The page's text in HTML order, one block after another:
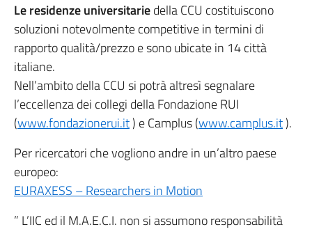
Le residenze universitariedella CCU costituiscono
soluzioni notevolmente competitive in termini di
rapporto qualità/prezzo e sono ubicate in 14 città
italiane.
Nell’ambito della CCU si potrà altresì segnalare
l’eccellenza dei collegi della Fondazione RUI
(www.fondazionerui.it) e Camplus (www.camplus.it).
Per ricercatori che vogliono andre in un’altro paese
europeo:
EURAXESS – Researchers in Motion
” L’IIC ed il M.A.E.C.I. non si assumono responsabilità